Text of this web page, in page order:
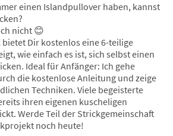
einen Islandpullover haben, kannst
nicht 😊
bietet Dir kostenlos eine 6-teilige
wie einfach es ist, sich selbst einen
Ideal für Anfänger: Ich gehe
die kostenlose Anleitung und zeige
Techniken. Viele begeisterte
ihren eigenen kuscheligen
Werde Teil der Strickgemeinschaft
noch heute!